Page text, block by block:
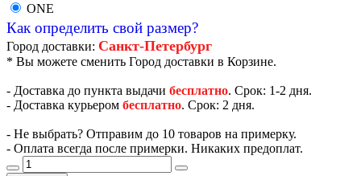
ONE
Как определить свой размер?
Город доставки: Санкт-Петербург
* Вы можете сменить Город доставки в Корзине.
- Доставка до пункта выдачи бесплатно. Срок: 1-2 дня.
- Доставка курьером бесплатно. Срок: 2 дня.
- Не выбрать? Отправим до 10 товаров на примерку.
- Оплата всегда после примерки. Никаких предоплат.